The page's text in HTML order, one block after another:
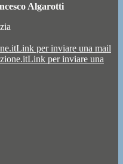
Algarotti
Link per inviare una mail
Link per inviare una